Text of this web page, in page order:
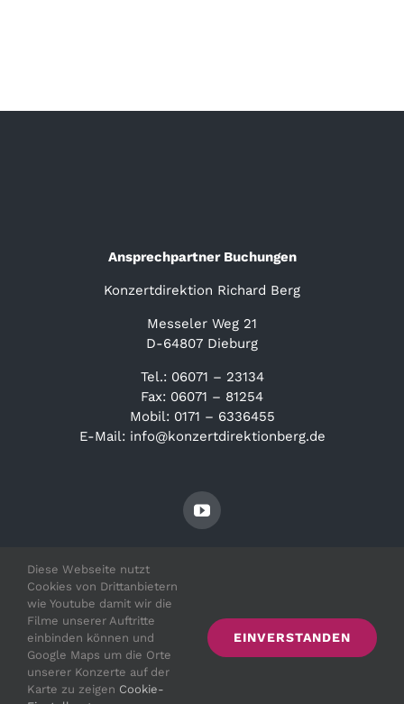
Ansprechpartner Buchungen
Konzertdirektion Richard Berg
Messeler Weg 21
D-64807 Dieburg
Tel.: 06071 – 23134
Fax: 06071 – 81254
Mobil: 0171 – 6336455
E-Mail: info@konzertdirektionberg.de
© Copyright 2021 - 2026 | Irith Gabriely |
Diese Webseite nutzt
Cookies von Drittanbietern
wie Youtube damit wir die
Filme unserer Auftritte
einbinden können und
Google Maps um die Orte
unserer Konzerte auf der
Karte zu zeigen Cookie-
EINVERSTANDEN